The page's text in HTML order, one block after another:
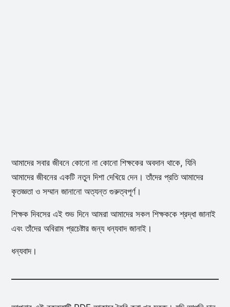
আমাদের সবার জীবনে কোনো না কোনো শিক্ষকের অবদান থাকে, যিনি
আমাদের জীবনের একটি নতুন দিশা দেখিয়ে দেন। তাঁদের প্রতি আমাদের
কৃতজ্ঞতা ও সম্মান জানানো অত্যন্ত গুরুত্বপূর্ণ।
শিক্ষক দিবসের এই শুভ দিনে আমরা আমাদের সকল শিক্ষককে শ্রদ্ধা জানাই
এবং তাঁদের অবিরাম প্রচেষ্টার জন্য ধন্যবাদ জানাই।
ধন্যবাদ।